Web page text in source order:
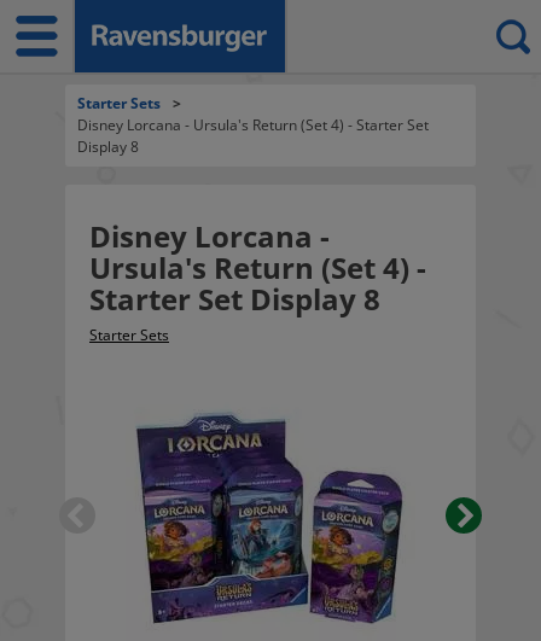
Starter Sets >
Disney Lorcana - Ursula's Return (Set 4) - Starter Set
Display 8
Disney Lorcana -
Ursula's Return (Set 4) -
Starter Set Display 8
Starter Sets